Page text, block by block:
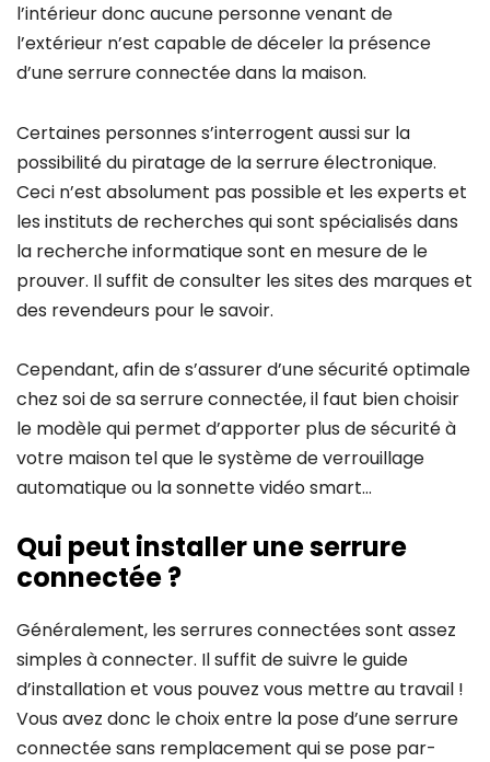
l’intérieur donc aucune personne venant de
l’extérieur n’est capable de déceler la présence
d’une serrure connectée dans la maison.
Certaines personnes s’interrogent aussi sur la
possibilité du piratage de la serrure électronique.
Ceci n’est absolument pas possible et les experts et
les instituts de recherches qui sont spécialisés dans
la recherche informatique sont en mesure de le
prouver. Il suffit de consulter les sites des marques et
des revendeurs pour le savoir.
Cependant, afin de s’assurer d’une sécurité optimale
chez soi de sa serrure connectée, il faut bien choisir
le modèle qui permet d’apporter plus de sécurité à
votre maison tel que le système de verrouillage
automatique ou la sonnette vidéo smart…
Qui peut installer une serrure
connectée ?
Généralement, les serrures connectées sont assez
simples à connecter. Il suffit de suivre le guide
d’installation et vous pouvez vous mettre au travail !
Vous avez donc le choix entre la pose d’une serrure
connectée sans remplacement qui se pose par-